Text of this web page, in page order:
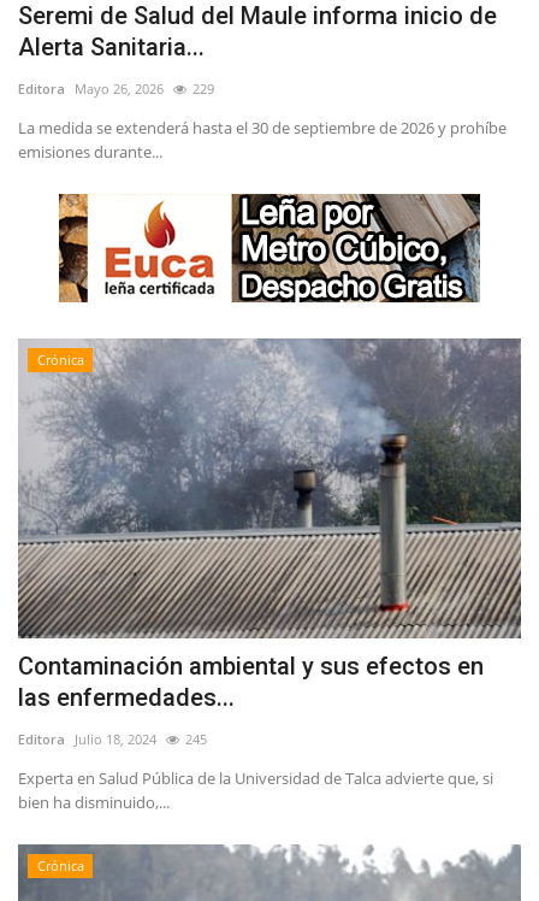
Seremi de Salud del Maule informa inicio de
Alerta Sanitaria...
Editora Mayo 26, 2026 229
La medida se extenderá hasta el 30 de septiembre de 2026 y prohíbe
emisiones durante...
Crónica
Contaminación ambiental y sus efectos en
las enfermedades...
Editora Julio 18, 2024 245
Experta en Salud Pública de la Universidad de Talca advierte que, si
bien ha disminuido,...
Crónica